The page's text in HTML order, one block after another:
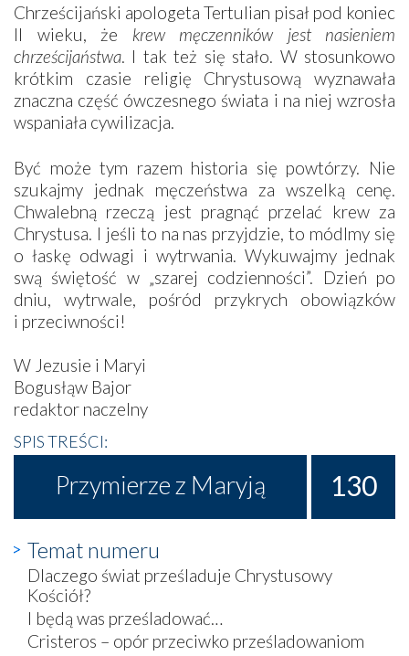
Chrześcijański apologeta Tertulian pisał pod koniec
II wieku, że krew męczenników jest nasieniem
chrześcijaństwa. I tak też się stało. W stosunkowo
krótkim czasie religię Chrystusową wyznawała
znaczna część ówczesnego świata i na niej wzrosła
wspaniała cywilizacja.
Być może tym razem historia się powtórzy. Nie
szukajmy jednak męczeństwa za wszelką cenę.
Chwalebną rzeczą jest pragnąć przelać krew za
Chrystusa. I jeśli to na nas przyjdzie, to módlmy się
o łaskę odwagi i wytrwania. Wykuwajmy jednak
swą świętość w „szarej codzienności”. Dzień po
dniu, wytrwale, pośród przykrych obowiązków
i przeciwności!
W Jezusie i Maryi
Bogusłąw Bajor
redaktor naczelny
SPIS TREŚCI:
Przymierze z Maryją 130
Temat numeru
Dlaczego świat prześladuje Chrystusowy
Kościół?
I będą was prześladować…
Cristeros – opór przeciwko prześladowaniom